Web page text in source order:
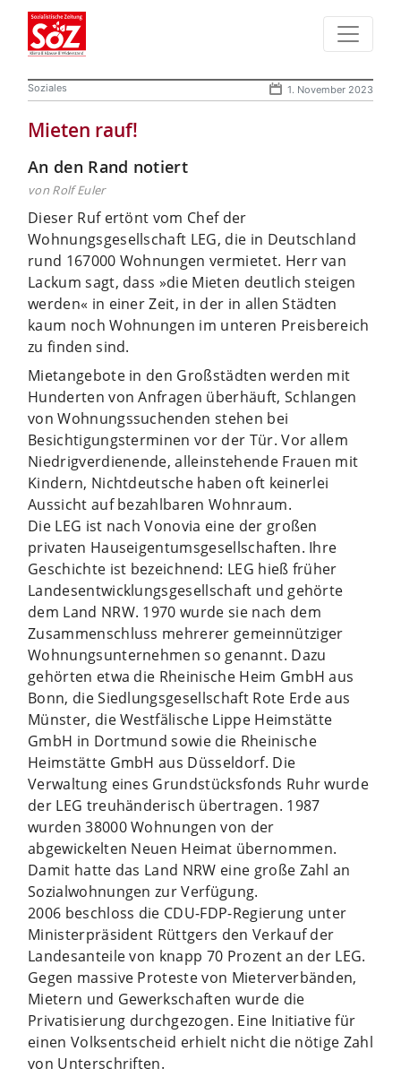
Soziales 1. November 2023
Mieten rauf!
An den Rand notiert
von Rolf Euler
Dieser Ruf ertönt vom Chef der
Wohnungsgesellschaft LEG, die in Deutschland
rund 167000 Wohnungen vermietet. Herr van
Lackum sagt, dass »die Mieten deutlich steigen
werden« in einer Zeit, in der in allen Städten
kaum noch Wohnungen im unteren Preisbereich
zu finden sind.
Mietangebote in den Großstädten werden mit
Hunderten von Anfragen überhäuft, Schlangen
von Wohnungssuchenden stehen bei
Besichtigungsterminen vor der Tür. Vor allem
Niedrigverdienende, alleinstehende Frauen mit
Kindern, Nichtdeutsche haben oft keinerlei
Aussicht auf bezahlbaren Wohnraum.
Die LEG ist nach Vonovia eine der großen
privaten Hauseigentumsgesellschaften. Ihre
Geschichte ist bezeichnend: LEG hieß früher
Landesentwicklungsgesellschaft und gehörte
dem Land NRW. 1970 wurde sie nach dem
Zusammenschluss mehrerer gemeinnütziger
Wohnungsunternehmen so genannt. Dazu
gehörten etwa die Rheinische Heim GmbH aus
Bonn, die Siedlungsgesellschaft Rote Erde aus
Münster, die Westfälische Lippe Heimstätte
GmbH in Dortmund sowie die Rheinische
Heimstätte GmbH aus Düsseldorf. Die
Verwaltung eines Grundstücksfonds Ruhr wurde
der LEG treuhänderisch übertragen. 1987
wurden 38000 Wohnungen von der
abgewickelten Neuen Heimat übernommen.
Damit hatte das Land NRW eine große Zahl an
Sozialwohnungen zur Verfügung.
2006 beschloss die CDU-FDP-Regierung unter
Ministerpräsident Rüttgers den Verkauf der
Landesanteile von knapp 70 Prozent an der LEG.
Gegen massive Proteste von Mieterverbänden,
Mietern und Gewerkschaften wurde die
Privatisierung durchgezogen. Eine Initiative für
einen Volksentscheid erhielt nicht die nötige Zahl
von Unterschriften.